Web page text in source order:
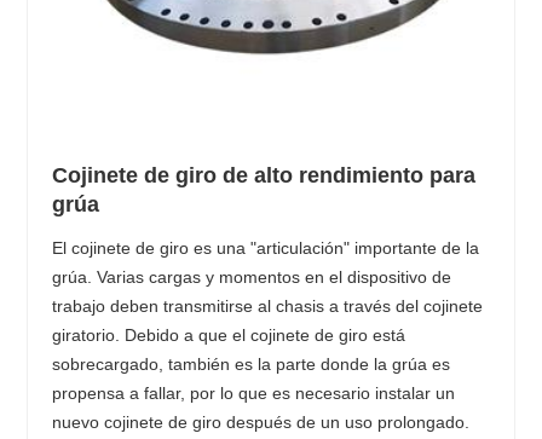
Cojinete de giro de alto rendimiento para
grúa
El cojinete de giro es una "articulación" importante de la
grúa. Varias cargas y momentos en el dispositivo de
trabajo deben transmitirse al chasis a través del cojinete
giratorio. Debido a que el cojinete de giro está
sobrecargado, también es la parte donde la grúa es
propensa a fallar, por lo que es necesario instalar un
nuevo cojinete de giro después de un uso prolongado.